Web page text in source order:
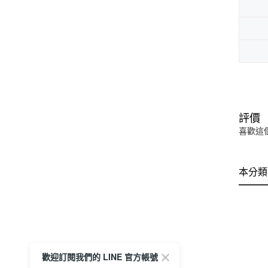
評價
喜歡這
本分
歡迎訂閱我們的 LINE 官方帳號